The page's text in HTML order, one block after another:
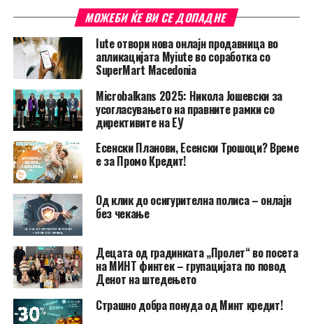
МОЖЕБИ ЌЕ ВИ СЕ ДОПАДНЕ
Iute отвори нова онлајн продавница во
апликацијата Myiute во соработка со
SuperMart Macedonia
Microbalkans 2025: Никола Јошевски за
усогласувањето на правните рамки со
директивите на ЕУ
Есенски Планови, Есенски Трошоци? Време
е за Промо Кредит!
Од клик до осигурителна полиса – онлајн
без чекање
Децата од градинката „Пролет“ во посета
на МИНТ финтек – групацијата по повод
Денот на штедењето
Страшно добра понуда од Минт кредит!